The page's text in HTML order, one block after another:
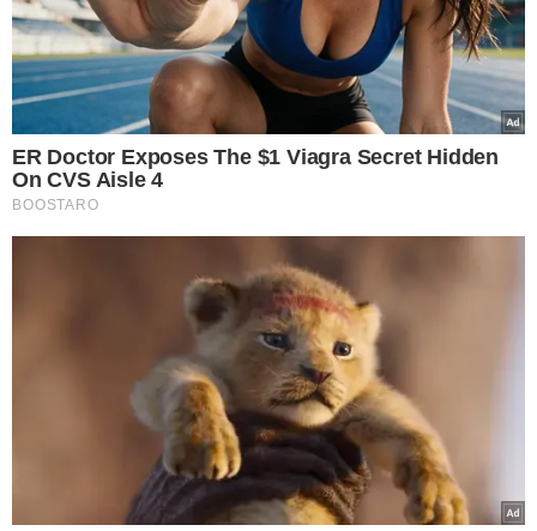
FÁBIO NOVO MARCANDO PRESENÇA:Além da
comemoração da entrega da medalha, hoje também
marca o 39º aniversário do governador. A presença do
adicionou um aspecto eleitoral ao evento.
foi conduzida pelo presidente da Alepi, deputado
Franzé Silva (PT), que tambémentregou pessoalmente
a medalha ao homenageado.
MODERNIZAÇÃO DA ALEPI:
Durante seu discurso de
agradecimento, Rafael Fonteles ressaltou a popularidade
de seu governo, enfatizando a importância do diálogo e
da harmonia entre o Executivo e o Legislativo estadual.
Franzé Silva, nos bastidores, anunciou investimentos em
modernização na Alepi, visando aumentar a
transparência e a eficiência no processo legislativo.